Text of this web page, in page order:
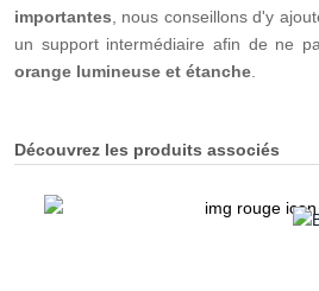
importantes , nous conseillons d'y
un support intermédiaire afin de ne
orange lumineuse et étanche
Découvrez les produits associés